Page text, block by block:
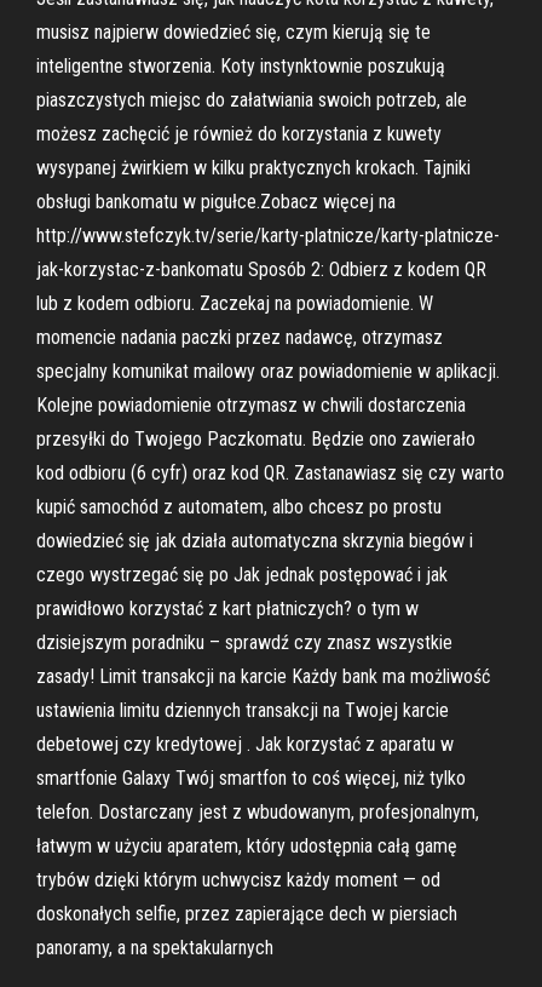
musisz najpierw dowiedzieć się, czym kierują się te
inteligentne stworzenia. Koty instynktownie poszukują
piaszczystych miejsc do załatwiania swoich potrzeb, ale
możesz zachęcić je również do korzystania z kuwety
wysypanej żwirkiem w kilku praktycznych krokach. Tajniki
obsługi bankomatu w pigułce.Zobacz więcej na
http://www.stefczyk.tv/serie/karty-platnicze/karty-platnicze-
jak-korzystac-z-bankomatu Sposób 2: Odbierz z kodem QR
lub z kodem odbioru. Zaczekaj na powiadomienie. W
momencie nadania paczki przez nadawcę, otrzymasz
specjalny komunikat mailowy oraz powiadomienie w aplikacji.
Kolejne powiadomienie otrzymasz w chwili dostarczenia
przesyłki do Twojego Paczkomatu. Będzie ono zawierało
kod odbioru (6 cyfr) oraz kod QR. Zastanawiasz się czy warto
kupić samochód z automatem, albo chcesz po prostu
dowiedzieć się jak działa automatyczna skrzynia biegów i
czego wystrzegać się po Jak jednak postępować i jak
prawidłowo korzystać z kart płatniczych? o tym w
dzisiejszym poradniku – sprawdź czy znasz wszystkie
zasady! Limit transakcji na karcie Każdy bank ma możliwość
ustawienia limitu dziennych transakcji na Twojej karcie
debetowej czy kredytowej . Jak korzystać z aparatu w
smartfonie Galaxy Twój smartfon to coś więcej, niż tylko
telefon. Dostarczany jest z wbudowanym, profesjonalnym,
łatwym w użyciu aparatem, który udostępnia całą gamę
trybów dzięki którym uchwycisz każdy moment — od
doskonałych selfie, przez zapierające dech w piersiach
panoramy, a na spektakularnych